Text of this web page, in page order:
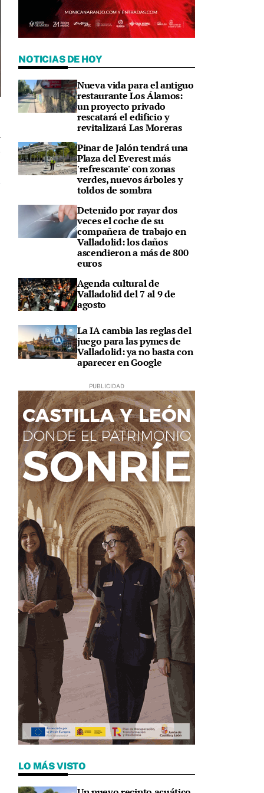
NOTICIAS DE HOY
Nueva vida para el antiguo
restaurante Los Álamos:
un proyecto privado
rescatará el edificio y
revitalizará Las Moreras
Pinar de Jalón tendrá una
Plaza del Everest más
'refrescante' con zonas
verdes, nuevos árboles y
toldos de sombra
Detenido por rayar dos
veces el coche de su
compañera de trabajo en
Valladolid: los daños
ascendieron a más de 800
euros
Agenda cultural de
Valladolid del 7 al 9 de
agosto
La IA cambia las reglas del
juego para las pymes de
Valladolid: ya no basta con
aparecer en Google
LO MÁS VISTO